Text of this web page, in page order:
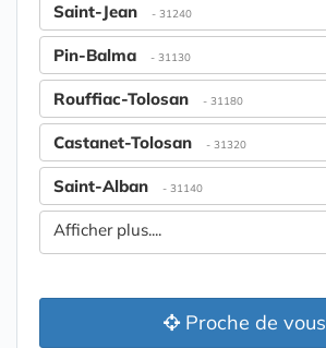
Saint-Jean - 31240
Pin-Balma - 31130
Rouffiac-Tolosan - 31180
Castanet-Tolosan - 31320
Saint-Alban - 31140
Afficher plus....
Proche de vous